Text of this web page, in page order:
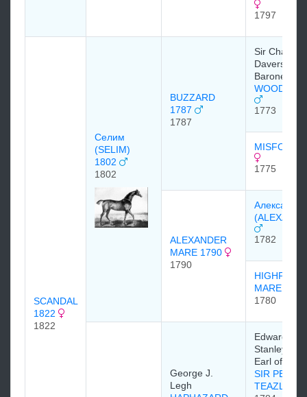
1797
SCANDAL
1822
1822
Селим
(SELIM)
1802
1802
BUZZARD
1787
1787
Sir Charles
Davers, 6th
Baronet
1773
1775
ALEXANDER
MARE 1790
1790
Александер
1782
MARE
1780
George J.
Legh
Edward
Stanley,
Earl of
SIR PETER
TEAZLE